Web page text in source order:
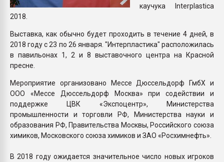
каучука Interplastica
2018.
Выставка, как обычно будет проходить в течение 4 дней, в
2018 году с 23 по 26 января. "Интерпластика" расположилась
в павильонах 1, 2 и 8 выставочного центра на Красной
пресне.
Мероприятие организовано Мессе Дюссельдорф ГмбХ и
ООО «Мессе Дюссельдорф Москва» при содействии и
поддержке ЦВК «Экспоцентр», Министерства
промышленности и торговли РФ, Министерства науки и
образования РФ, Правительства Москвы, Российского союза
химиков, Московского союза химиков и ЗАО «Росхимнефть».
В 2018 году ожидается значительное число новых игроков